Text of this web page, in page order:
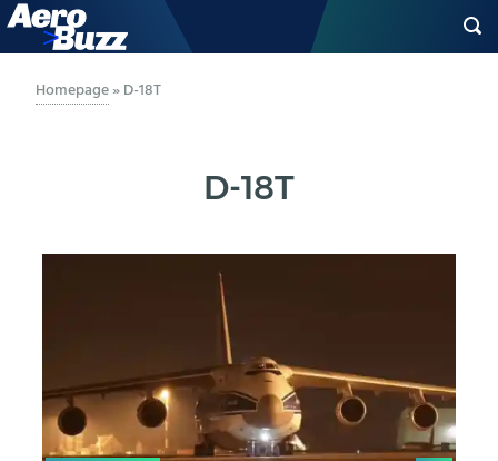
GENERAL AVIATION
MILITÄR
BERUFE
Homepage»D-18T
D-18T